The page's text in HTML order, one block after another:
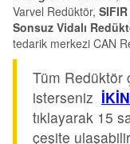
Varvel Redüktör,
Sonsuz Vidalı
tedarik merkezi CAN
Tüm Redüktör
isterseniz
tıklayarak 15
çeşite